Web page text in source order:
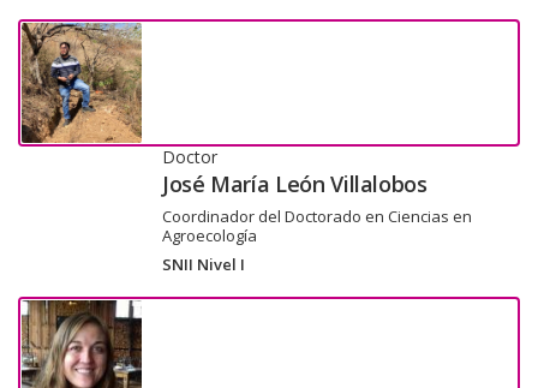
Doctor
José María León Villalobos
Coordinador del Doctorado en Ciencias en
Agroecología
SNII Nivel I